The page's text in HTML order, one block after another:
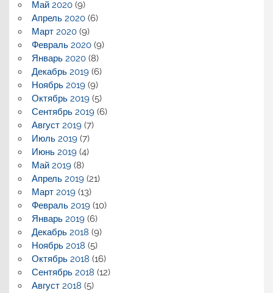
Май 2020(9)
Апрель 2020(6)
Март 2020(9)
Февраль 2020(9)
Январь 2020(8)
Декабрь 2019(6)
Ноябрь 2019(9)
Октябрь 2019(5)
Сентябрь 2019(6)
Август 2019(7)
Июль 2019(7)
Июнь 2019(4)
Май 2019(8)
Апрель 2019(21)
Март 2019(13)
Февраль 2019(10)
Январь 2019(6)
Декабрь 2018 (9)
Ноябрь 2018 (5)
Октябрь 2018 (16)
Сентябрь 2018 (12)
Август 2018 (5)